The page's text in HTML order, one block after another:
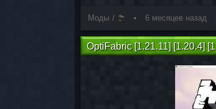
Моды 6 месяцев назад
OptiFabric [1.21.11] [1.20.4]